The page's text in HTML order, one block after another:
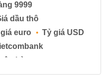
9999
dầu thô
euro
Tỷ giá USD
hàng
tiền gửi